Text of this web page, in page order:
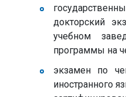
докторский
учебном
программы на
экзамен по
иностранного